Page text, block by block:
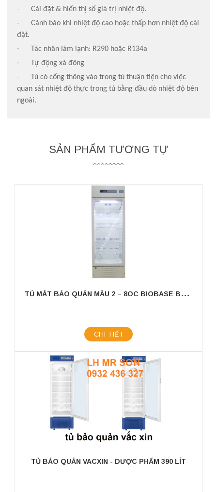
- Cài đặt & hiển thị số giá trị nhiệt độ.
- Cảnh báo khi nhiệt độ cao hoặc thấp hơn nhiệt độ cài
đặt.
- Tác nhân làm lạnh: R290 hoặc R134a
- Tự động xả đông
- Tủ có cổng thông vào trong tủ thuận tiện cho việc
quan sát nhiệt độ thực trong tủ bằng đầu dò nhiệt độ bên
ngoài.
SẢN PHẨM TƯƠNG TỰ
T
Ủ MÁT BẢO QUẢN MẪU 2 – 8OC BIOBASE BPR-5V298
CHI TIẾT
TỦ BẢO QUẢN VACXIN - DƯỢC PHẨM 390 LÍT